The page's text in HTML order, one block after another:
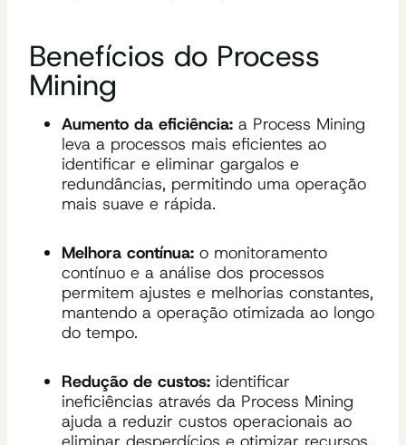
Benefícios do Process
Mining
Aumento da eficiência: a Process Mining
leva a processos mais eficientes ao
identificar e eliminar gargalos e
redundâncias, permitindo uma operação
mais suave e rápida.
Melhora contínua: o monitoramento
contínuo e a análise dos processos
permitem ajustes e melhorias constantes,
mantendo a operação otimizada ao longo
do tempo.
Redução de custos: identificar
ineficiências através da Process Mining
ajuda a reduzir custos operacionais ao